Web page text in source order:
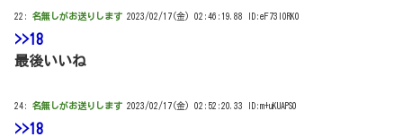
22: 名無しがお送りします 2023/02/17(金) 02:46:19.88 ID:eF73I0RK0
>>18
最後いいね
24: 名無しがお送りします 2023/02/17(金) 02:52:20.33 ID:m+uKUAPS0
>>18